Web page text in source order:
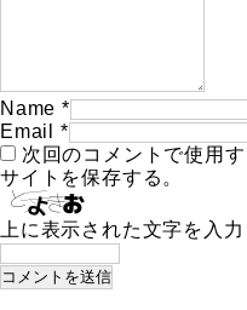
Name *
Email
*
次回のコメントで使用
サイトを保存する。
上に表示された文字を入